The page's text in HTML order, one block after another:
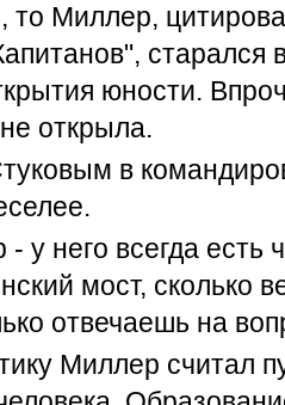
то Миллер,
старался
юности.
открыла.
в
у него всегда есть
мост, сколько
отвечаешь на
Миллер считал